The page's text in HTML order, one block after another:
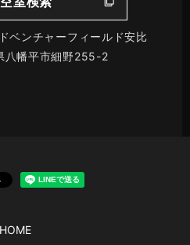
ベンチャーフィールド安比
幡平市細野255-2
HOME